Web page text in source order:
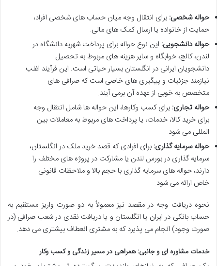
حواله شخصی: برای انتقال وجه میان حساب های شخصی افراد،
حمایت از خانواده یا ارسال کمک های مالی.
حواله دانشجویی: این نوع حواله برای پرداخت شهریه دانشگاه در
لندن، کالج، خوابگاه و سایر هزینه های مربوط به تحصیل
دانشجویان ایرانی در انگلستان بسیار حیاتی است. این فرآیند اغلب
نیازمند جزئیات و پیگیری های خاصی است که صرافی های
متخصص به خوبی از عهده آن برمی آیند.
حواله تجاری: برای کسب وکارها، این حواله ها شامل انتقال وجه
برای خرید کالا، خدمات، یا پرداخت های مربوط به معاملات بین
المللی می شود.
حواله سرمایه گذاری: برای افرادی که قصد خرید ملک در انگلستان،
سرمایه گذاری در بورس لندن یا مشارکت در پروژه های مختلف را
دارند، حواله های سرمایه گذاری با حجم بالا و ملاحظات قانونی
خاص ارائه می شود.
نحوه دریافت وجه در مقصد نیز معمولاً به دو صورت واریز مستقیم به
حساب بانکی در ایران یا انگلستان و یا دریافت نقدی در شعب صرافی (در
صورت وجود) انجام می پذیرد که به مشتری انعطاف بیشتری می دهد.
خدمات مشاوره ای و جانبی: همراهی در مسیر زندگی و کسب وکار